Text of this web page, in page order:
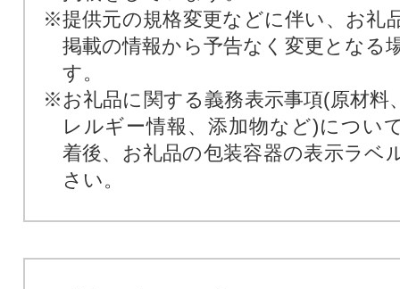
※提供元の規格変更などに伴い、お礼
掲載の情報から予告なく変更となる
す。
※お礼品に関する義務表示事項(原材料
レルギー情報、添加物など)につい
着後、お礼品の包装容器の表示ラベ
さい。